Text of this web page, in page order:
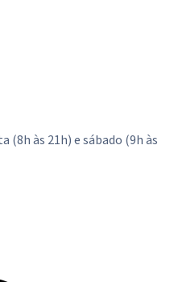
(8h às 21h) e sábado (9h às